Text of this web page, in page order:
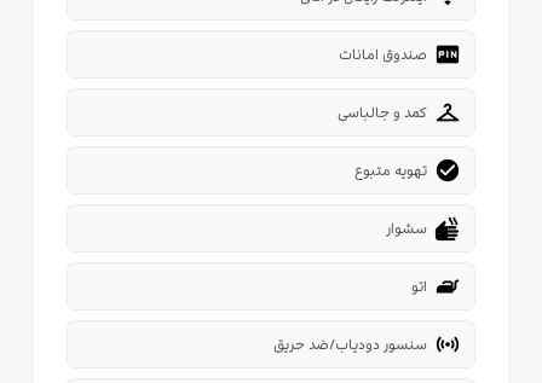
fiber_pin صندوق امانات
checkroom کمد و جالباسی
check_circle تهویه متبوع
dry سشوار
iron اتو
sensors سنسور دودیاب/ضد حریق